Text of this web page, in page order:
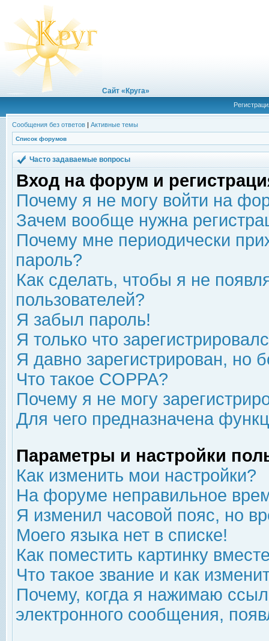
Сайт «Круга»
Сообщения без ответов | Активные темы
Список форумов
Часто задаваемые вопросы
Вход на форум и
Почему я не могу войти на
Зачем вообще нужна
Почему мне периодически
пароль?
Как сделать, чтобы я не
пользователей?
Я забыл пароль!
Я только что
Я давно зарегистрирован, но
Что такое COPPA?
Почему я не могу
Для чего предназначена
Параметры и настройки
Как изменить мои настройки?
На форуме неправильное
Я изменил часовой пояс, но
Моего языка нет в списке!
Как поместить картинку
Что такое звание и как
Почему, когда я нажимаю
электронного сообщения,